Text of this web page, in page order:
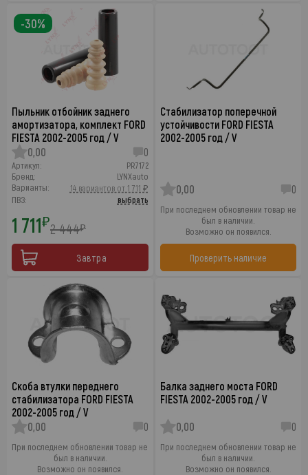
Пыльник отбойник заднего
амортизатора, комплект FORD
FIESTA 2002-2005 год / V
0,00
0
Артикул:
PR7172
Бренд:
LYNXauto
Варианты:
14 вариантов от 1 711 ₽
ПВЗ:
выбрать
1 711₽2 444₽
Завтра
-30%
Стабилизатор поперечной
устойчивости FORD FIESTA
2002-2005 год / V
0,00 0
При последнем обновлении товар не
был в наличии.
Возможно он появился.
Проверить наличие
Скоба втулки переднего
стабилизатора FORD FIESTA
2002-2005 год / V
0,00
0
При последнем обновлении товар не
был в наличии.
Возможно он появился.
Балка заднего моста FORD
FIESTA 2002-2005 год / V
0,00 0
При последнем обновлении товар не
был в наличии.
Возможно он появился.